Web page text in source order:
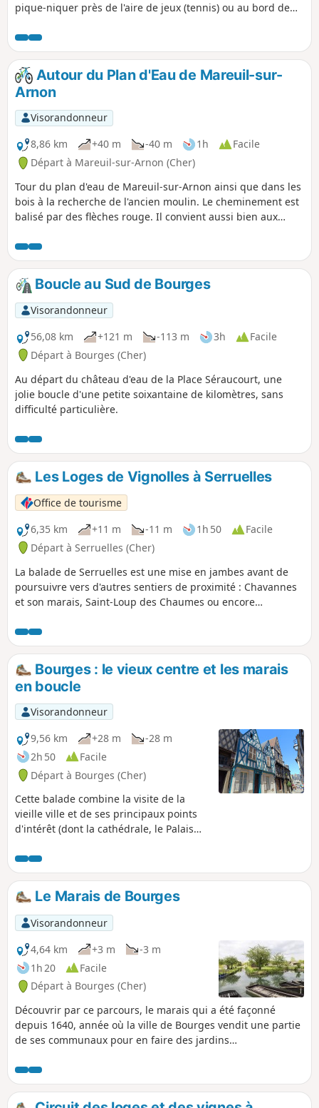
pique-niquer près de l'aire de jeux (tennis) ou au bord de
Autour du Plan d'Eau de Mareuil-sur-
Arnon
Visorandonneur
8,86 km
+40 m -40 m 1h
Facile
Départ à Mareuil-sur-Arnon (Cher)
Tour du plan d'eau de Mareuil-sur-Arnon ainsi que dans les
bois à la recherche de l'ancien moulin. Le cheminement est
balisé par des flèches rouge. Il convient aussi bien aux
Boucle au Sud de Bourges
Visorandonneur
56,08 km
+121 m -113 m 3h
Facile
Départ à Bourges (Cher)
Au départ du château d'eau de la Place Séraucourt, une
jolie boucle d'une petite soixantaine de kilomètres, sans
difficulté particulière.
Les Loges de Vignolles à Serruelles
Office de tourisme
6,35 km
+11 m -11 m 1h 50
Facile
Départ à Serruelles (Cher)
La balade de Serruelles est une mise en jambes avant de
poursuivre vers d'autres sentiers de proximité : Chavannes
et son marais, Saint-Loup des Chaumes ou encore
Vignes.Vous pourrez combiner cette balade (Balisage Jaune
n°7) avec le Circuit des Loges de Vignes de Châteauneuf-
sur-Cher (Balisage Jaune n°9).
Bourges : le vieux centre et les marais
en boucle
Visorandonneur
9,56 km
+28 m
-28 m
2h 50
Facile
Départ à Bourges (Cher)
Cette balade combine la visite de la
vieille ville et de ses principaux points
d'intérêt (dont la cathédrale, le Palais
bordées de superbes maisons à
colombage) et le parcours classique des
marais de Bourges situés au pied de la
ville médiévale (avec ses nombreuses
voies d'eau et ses petites parcelles
maraichères développées depuis le
XVIIe siècle). Le parcours proposé dans
la vieille ville est une boucle minimum
pour les plus pressés : rien n'interdit
aux autres de zigzaguer autour de cette
proposition pour le plaisir de découvrir
des petites pépites à chaque coin de
rues.
Le Marais de Bourges
Visorandonneur
4,64 km
+3 m
-3 m
1h 20
Facile
Départ à Bourges (Cher)
Découvrir par ce parcours, le marais qui a été façonné
depuis 1640, année où la ville de Bourges vendit une partie
de ses communaux pour en faire des jardins
fossés extérieurs, creusèrent des fossés intérieurs et
établirent des chemins de desserte.Vous allez découvrir ce
travail, ces jardiniers au travers d'une superbe balade